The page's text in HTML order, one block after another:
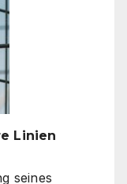
Linien
seines